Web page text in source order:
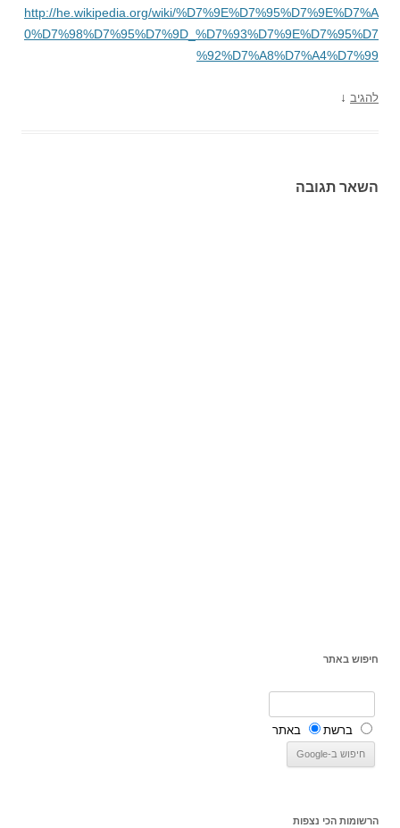
http://he.wikipedia.org/wiki/%D7%9E%D7%95%D7%9E%D7%A
0%D7%98%D7%95%D7%9D_%D7%93%D7%9E%D7%95%D7
%92%D7%A8%D7%A4%D7%99
להגיב ↓
השאר תגובה
חיפוש באתר
ברשת באתר
הרשומות הכי נצפות